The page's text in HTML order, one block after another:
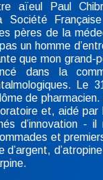
aïeul Paul
Française
pères de la
un homme
que mon grand-
dans la
Le
de
et, aidé par
d’innovation -
et